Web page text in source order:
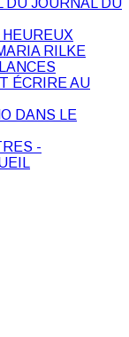
RILKE
ÉCRIRE AU
DANS LE
-